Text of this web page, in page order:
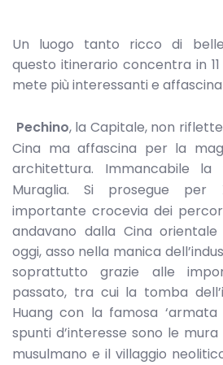
Un luogo tanto ricco di
questo itinerario concentra in
mete più interessanti e
Pechino, la Capitale, non
Cina ma affascina per la
architettura. Immancabile la
Muraglia. Si prosegue per
importante crocevia dei
andavano dalla Cina
oggi, asso nella manica
soprattutto grazie alle
passato, tra cui la tomba
Huang con la famosa
spunti d’interesse sono le
musulmano e il villaggio